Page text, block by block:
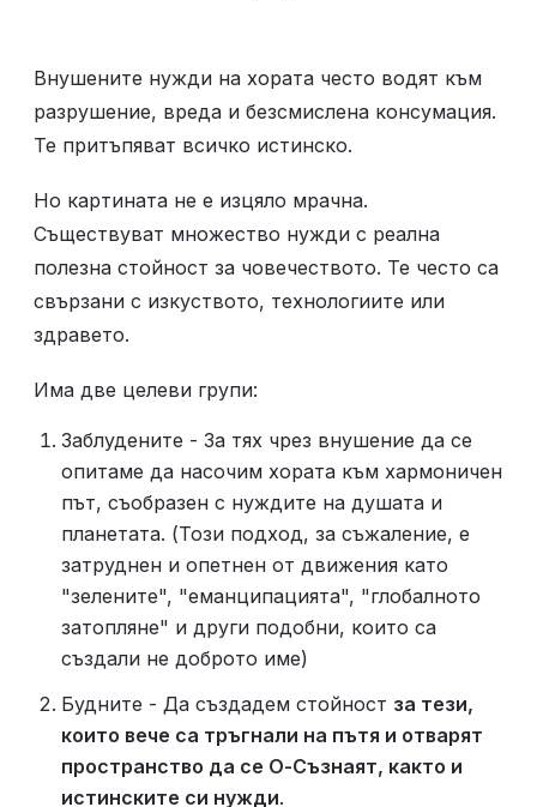
Внушените нужди на хората често водят към
разрушение, вреда и безсмислена консумация.
Те притъпяват всичко истинско.
Но картината не е изцяло мрачна.
Съществуват множество нужди с реална
полезна стойност за човечеството. Те често са
свързани с изкуството, технологиите или
здравето.
Има две целеви групи:
Заблудените - За тях чрез внушение да се
опитаме да насочим хората към хармоничен
път, съобразен с нуждите на душата и
планетата. (Този подход, за съжаление, е
затруднен и опетнен от движения като
"зелените", "еманципацията", "глобалното
затопляне" и други подобни, които са
създали не доброто име)
Будните - Да създадем стойност за тези,
които вече са тръгнали на пътя и отварят
пространство да се О-Съзнаят, както и
истинските си нужди.